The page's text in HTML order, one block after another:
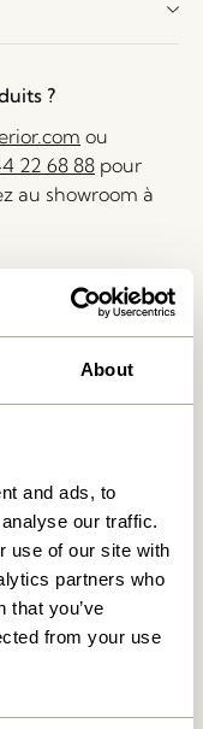
About
and ads, to
our traffic.
use of our site with
partners who
that you’ve
from your use
?
ou
22 68 88 pour
au showroom à